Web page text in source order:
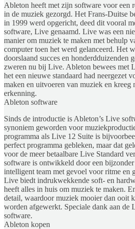
Ableton heeft met zijn software voor een
in de muziek gezorgd. Het Frans-Duitse
in 1999 werd opgericht, deed dit vooral
software, Live genaamd. Live was een
manier om muziek te maken met behulp
computer toen het werd gelanceerd. Het
doorslaand succes en honderdduizenden
zweren nu bij Live. Ableton bewees met
het een nieuwe standaard had neergezet
maken en uitvoeren van muziek en kreeg
erkenning.
Ableton software
Sinds de introductie is Ableton’s Live
synoniem geworden voor
programma als Live 12 Suite is
perfect programma gebleken, maar dat
voor de meer betaalbare Live Standard
software is ontwikkeld door een bijzonder
intelligent team met gevoel voor ritme en
Live biedt indrukwekkende soft- en
heeft alles in huis om muziek te maken.
detail, waardoor muziek mooier dan ooit
worden afgewerkt. Speciale dank aan de
software.
Ableton kopen